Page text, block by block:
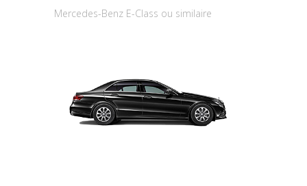
Mercedes-Benz E-Class ou similaire